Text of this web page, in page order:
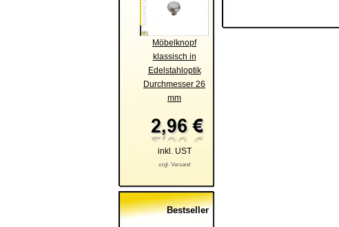
Möbelknopf
klassisch in
Edelstahloptik
Durchmesser 26
mm
inkl. UST
zzgl. Versand
Bestseller